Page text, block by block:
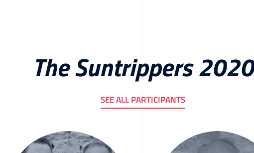
The Suntrippers 2020
SEE ALL PARTICIPANTS